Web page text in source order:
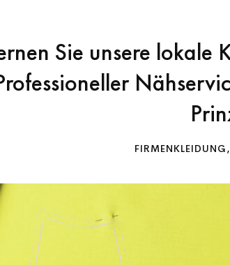
Sie unsere
FIRMENKLEIDUNG,